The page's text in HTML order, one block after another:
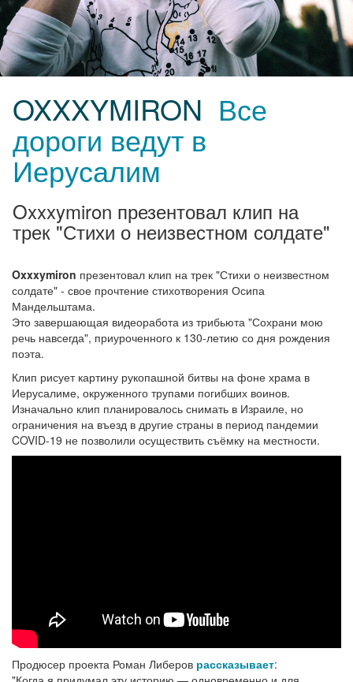
OXXXYMIRON Все
дороги ведут в
Иерусалим
Oxxxymiron презентовал клип на
трек "Стихи о неизвестном солдате"
Oxxxymiron презентовал клип на трек "Стихи о неизвестном
солдате" - свое прочтение стихотворения Осипа
Мандельштама.
Это завершающая видеоработа из трибьюта "Сохрани мою
речь навсегда", приуроченного к 130-летию со дня рождения
поэта.
Клип рисует картину рукопашной битвы на фоне храма в
Иерусалиме, окруженного трупами погибших воинов.
Изначально клип планировалось снимать в Израиле, но
ограничения на въезд в другие страны в период пандемии
COVID-19 не позволили осуществить съёмку на местности.
Продюсер проекта Роман Либеров рассказывает: